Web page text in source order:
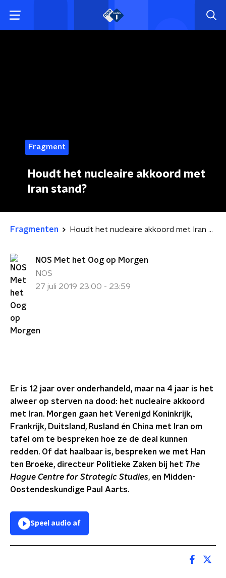
Fragment
Houdt het nucleaire akkoord met
Iran stand?
Fragmenten Houdt het nucleaire akkoord met Iran stand?
NOS Met het Oog op Morgen
NOS
27 juli 2019 23:00 - 23:59
Er is 12 jaar over onderhandeld, maar na 4 jaar is het
alweer op sterven na dood: het nucleaire akkoord
met Iran. Morgen gaan het Verenigd Koninkrijk,
Frankrijk, Duitsland, Rusland én China met Iran om
tafel om te bespreken hoe ze de deal kunnen
redden. Of dat haalbaar is, bespreken we met Han
ten Broeke, directeur Politieke Zaken bij het The
Hague Centre for Strategic Studies, en Midden-
Oostendeskundige Paul Aarts.
Speel audio af